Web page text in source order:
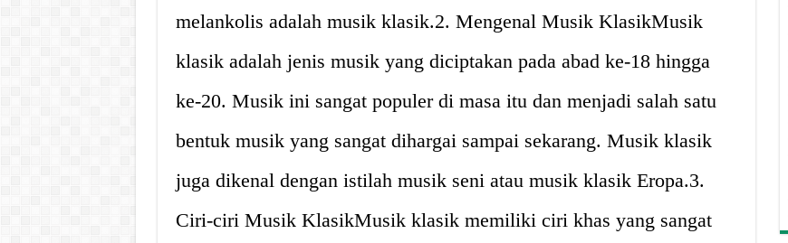
melankolis adalah musik klasik.2. Mengenal Musik KlasikMusik
klasik adalah jenis musik yang diciptakan pada abad ke-18 hingga
ke-20. Musik ini sangat populer di masa itu dan menjadi salah satu
bentuk musik yang sangat dihargai sampai sekarang. Musik klasik
juga dikenal dengan istilah musik seni atau musik klasik Eropa.3.
Ciri-ciri Musik KlasikMusik klasik memiliki ciri khas yang sangat